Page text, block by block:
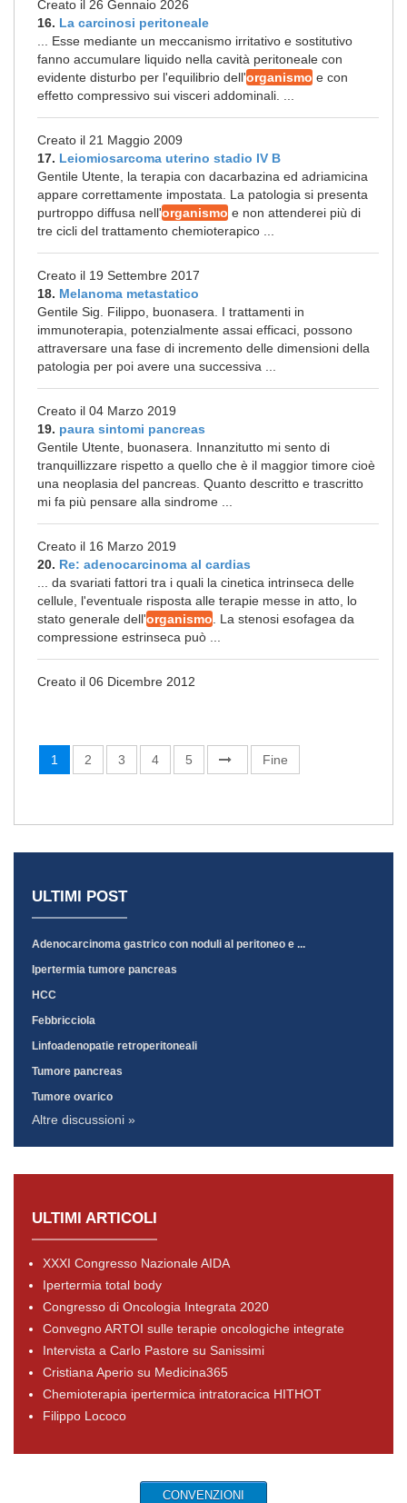
Creato il 26 Gennaio 2026
16. La carcinosi peritoneale
... Esse mediante un meccanismo irritativo e sostitutivo
fanno accumulare liquido nella cavità peritoneale con
evidente disturbo per l'equilibrio dell'organismo e con
effetto compressivo sui visceri addominali. ...
Creato il 21 Maggio 2009
17. Leiomiosarcoma uterino stadio IV B
Gentile Utente, la terapia con dacarbazina ed adriamicina
appare correttamente impostata. La patologia si presenta
purtroppo diffusa nell'organismo e non attenderei più di
tre cicli del trattamento chemioterapico ...
Creato il 19 Settembre 2017
18. Melanoma metastatico
Gentile Sig. Filippo, buonasera. I trattamenti in
immunoterapia, potenzialmente assai efficaci, possono
attraversare una fase di incremento delle dimensioni della
patologia per poi avere una successiva ...
Creato il 04 Marzo 2019
19. paura sintomi pancreas
Gentile Utente, buonasera. Innanzitutto mi sento di
tranquillizzare rispetto a quello che è il maggior timore cioè
una neoplasia del pancreas. Quanto descritto e trascritto
mi fa più pensare alla sindrome ...
Creato il 16 Marzo 2019
20. Re: adenocarcinoma al cardias
... da svariati fattori tra i quali la cinetica intrinseca delle
cellule, l'eventuale risposta alle terapie messe in atto, lo
stato generale dell'organismo . La stenosi esofagea da
compressione estrinseca può ...
Creato il 06 Dicembre 2012
1 2 3 4 5 Fine
ULTIMI POST
Adenocarcinoma gastrico con noduli al peritoneo e ...
Ipertermia tumore pancreas
HCC
Febbricciola
Linfoadenopatie retroperitoneali
Tumore pancreas
Tumore ovarico
Altre discussioni »
ULTIMI ARTICOLI
XXXI Congresso Nazionale AIDA
Ipertermia total body
Congresso di Oncologia Integrata 2020
Convegno ARTOI sulle terapie oncologiche integrate
Intervista a Carlo Pastore su Sanissimi
Cristiana Aperio su Medicina365
Chemioterapia ipertermica intratoracica HITHOT
Filippo Lococo
CONVENZIONI